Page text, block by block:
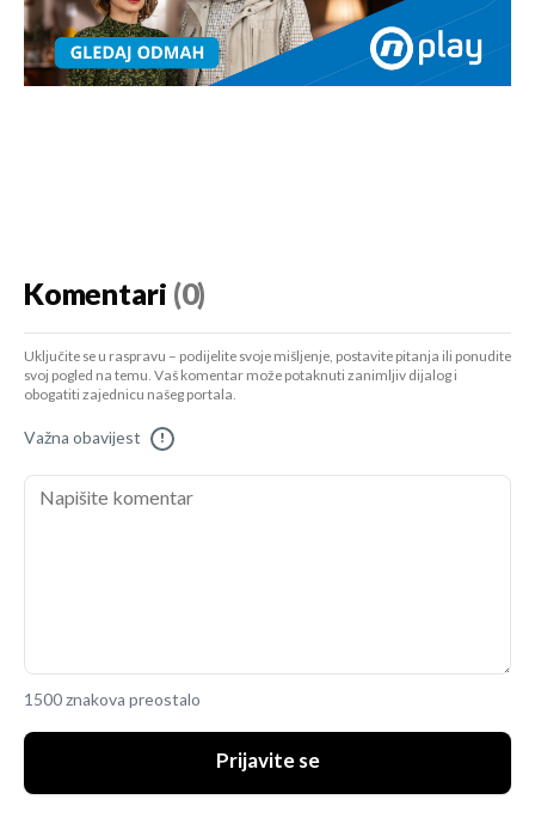
Komentari (0)
Uključite se u raspravu – podijelite svoje mišljenje, postavite pitanja ili ponudite
svoj pogled na temu. Vaš komentar može potaknuti zanimljiv dijalog i
obogatiti zajednicu našeg portala.
Važna obavijest !
1500 znakova preostalo
Prijavite se